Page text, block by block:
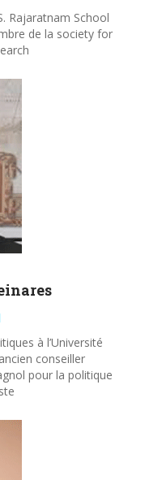
Rajaratnam School
de la society for
à l’Université
conseiller
pour la politique